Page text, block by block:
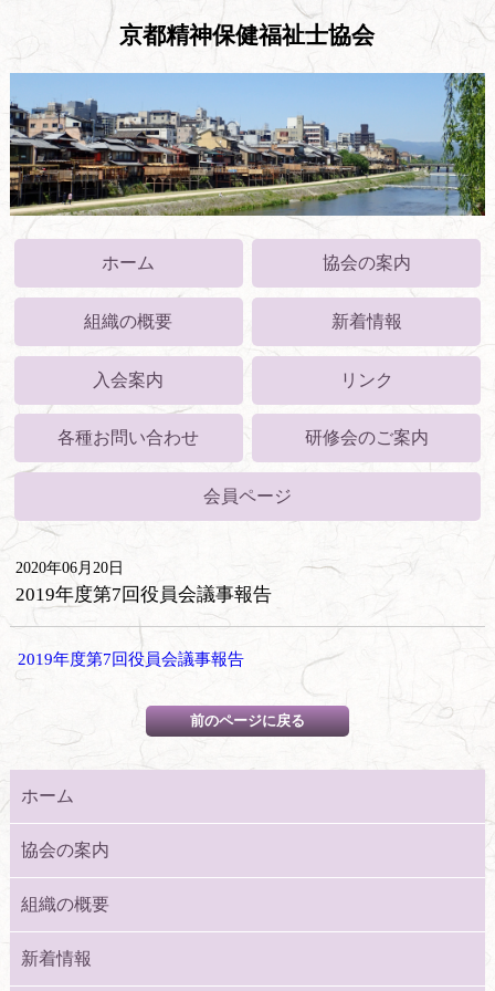
京都精神保健福祉士協会
ホーム 協会の案内
組織の概要 新着情報
入会案内 リンク
各種お問い合わせ 研修会のご案内
会員ページ
2020年06月20日
2019年度第7回役員会議事報告
2019年度第7回役員会議事報告
ホーム
協会の案内
組織の概要
新着情報